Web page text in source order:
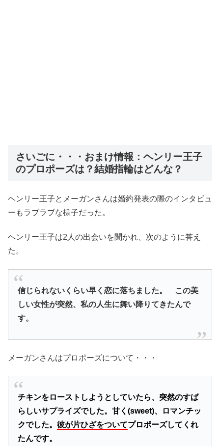
さいごに・・・おまけ情報：ヘンリー王子
のプロポーズは？結婚指輪はどんな？
ヘンリー王子とメーガンさんは婚約発表の際のインタビュ
ーもラブラブな様子だった。
ヘンリー王子は2人の出会いを聞かれ、次のように答え
た。
信じられないくらい早く恋に落ちました。 この美
しい女性が突然、私の人生に舞い降りてきたんで
す。
メーガンさんはプロポーズについて・・・
チキンをローストしようとしていたら、突然のすば
らしいサプライズでした。甘く(sweet)、ロマンチッ
クでした。彼が片ひざをついてプロポーズしてくれ
たんです。